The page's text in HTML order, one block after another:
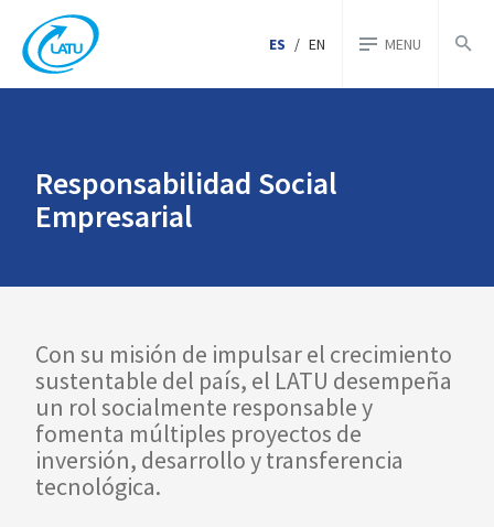
ES / EN MENU
Responsabilidad Social
Empresarial
Con su misión de impulsar el crecimiento
sustentable del país, el LATU desempeña
un rol socialmente responsable y
fomenta múltiples proyectos de
inversión, desarrollo y transferencia
tecnológica.